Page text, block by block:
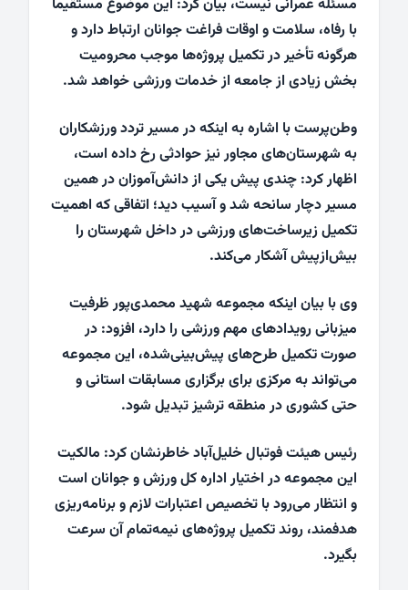
مسئله عمرانی نیست، بیان کرد: این موضوع مستقیماً
با رفاه، سلامت و اوقات فراغت جوانان ارتباط دارد و
هرگونه تأخیر در تکمیل پروژه‌ها موجب محرومیت
بخش زیادی از جامعه از خدمات ورزشی خواهد شد.
وطن‌پرست با اشاره به اینکه در مسیر تردد ورزشکاران
به شهرستان‌های مجاور نیز حوادثی رخ داده است،
اظهار کرد: چندی پیش یکی از دانش‌آموزان در همین
مسیر دچار سانحه شد و آسیب دید؛ اتفاقی که اهمیت
تکمیل زیرساخت‌های ورزشی در داخل شهرستان را
بیش‌ازپیش آشکار می‌کند.
وی با بیان اینکه مجموعه شهید محمدی‌پور ظرفیت
میزبانی رویدادهای مهم ورزشی را دارد، افزود: در
صورت تکمیل طرح‌های پیش‌بینی‌شده، این مجموعه
می‌تواند به مرکزی برای برگزاری مسابقات استانی و
حتی کشوری در منطقه ترشیز تبدیل شود.
رئیس هیئت فوتبال خلیل‌آباد خاطرنشان کرد: مالکیت
این مجموعه در اختیار اداره کل ورزش و جوانان است
و انتظار می‌رود با تخصیص اعتبارات لازم و برنامه‌ریزی
هدفمند، روند تکمیل پروژه‌های نیمه‌تمام آن سرعت
بگیرد.